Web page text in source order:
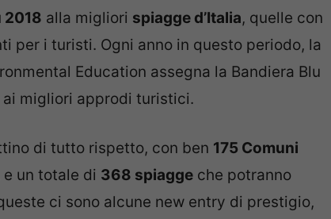
2018 alla migliori spiagge d’Italia, quelle con
per i turisti. Ogni anno in questo periodo, la
Education assegna la Bandiera Blu
migliori approdi turistici.
di tutto rispetto, con ben 175 Comuni
un totale di 368 spiagge che potranno
ci sono alcune new entry di prestigio,